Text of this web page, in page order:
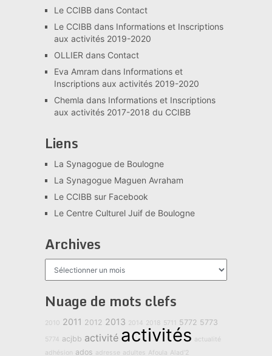
Le CCIBBdans Contact
Le CCIBBdans Informations et Inscriptions
aux activités 2019-2020
OLLIER dans Contact
Eva Amram dans Informations et
Inscriptions aux activités 2019-2020
Chemla dans Informations et Inscriptions
aux activités 2017-2018 du CCIBB
Liens
La Synagogue de Boulogne
La Synagogue Maguen Avraham
Le CCIBB sur Facebook
Le Centre Culturel Juif de Boulogne
Archives
Nuage de mots clefs
2010 2011 2012 2013 2014 2018 5711 5772 5773
5774 acjbb activité activités actualité
adhésion ados adresse adultes Afoula Alad'2